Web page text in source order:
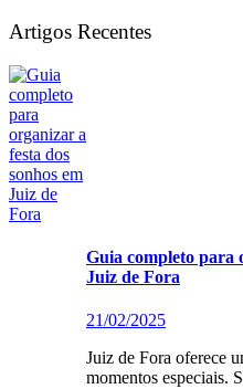
Artigos Recentes
Guia completo para
Juiz de Fora
21/02/2025
Juiz de Fora oferece
momentos especiais.